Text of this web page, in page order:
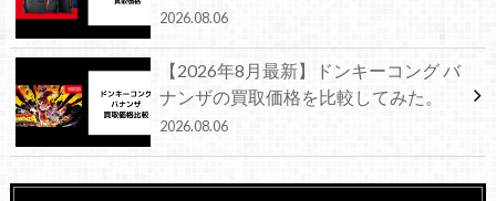
2026.08.06
【2026年8月最新】ドンキーコング バ
ナンザの買取価格を比較してみた。
2026.08.06